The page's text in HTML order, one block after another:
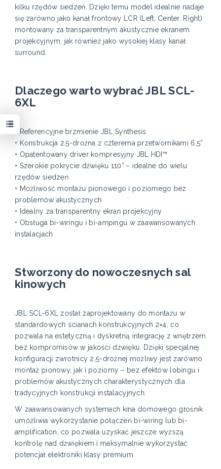
kilku rzędów siedzeń. Dzięki temu model idealnie nadaje
się zarówno jako kanał frontowy LCR (Left, Center, Right)
montowany za transparentnym akustycznie ekranem
projekcyjnym, jak również jako wysokiej klasy kanał
surround.
Dlaczego warto wybrać JBL SCL-
6XL
• Referencyjne brzmienie JBL Synthesis
• Konstrukcja 2,5-drożna z czterema przetwornikami 6,5”
• Opatentowany driver kompresyjny JBL HDI™
• Szerokie pokrycie dźwięku 110° – idealne do wielu
rzędów siedzeń
• Możliwość montażu pionowego i poziomego bez
problemów akustycznych
• Idealny za transparentny ekran projekcyjny
• Obsługa bi-wiringu i bi-ampingu w zaawansowanych
instalacjach
Stworzony do nowoczesnych sal
kinowych
JBL SCL-6XL został zaprojektowany do montażu w
standardowych ścianach konstrukcyjnych 2×4, co
pozwala na estetyczną i dyskretną integrację z wnętrzem
bez kompromisów w jakości dźwięku. Dzięki specjalnej
konfiguracji zwrotnicy 2,5-drożnej możliwy jest zarówno
montaż pionowy, jak i poziomy – bez efektów lobingu i
problemów akustycznych charakterystycznych dla
tradycyjnych konstrukcji instalacyjnych.
W zaawansowanych systemach kina domowego głośnik
umożliwia wykorzystanie połączeń bi-wiring lub bi-
amplification, co pozwala uzyskać jeszcze wyższą
kontrolę nad dźwiękiem i maksymalnie wykorzystać
potencjał elektroniki klasy premium.